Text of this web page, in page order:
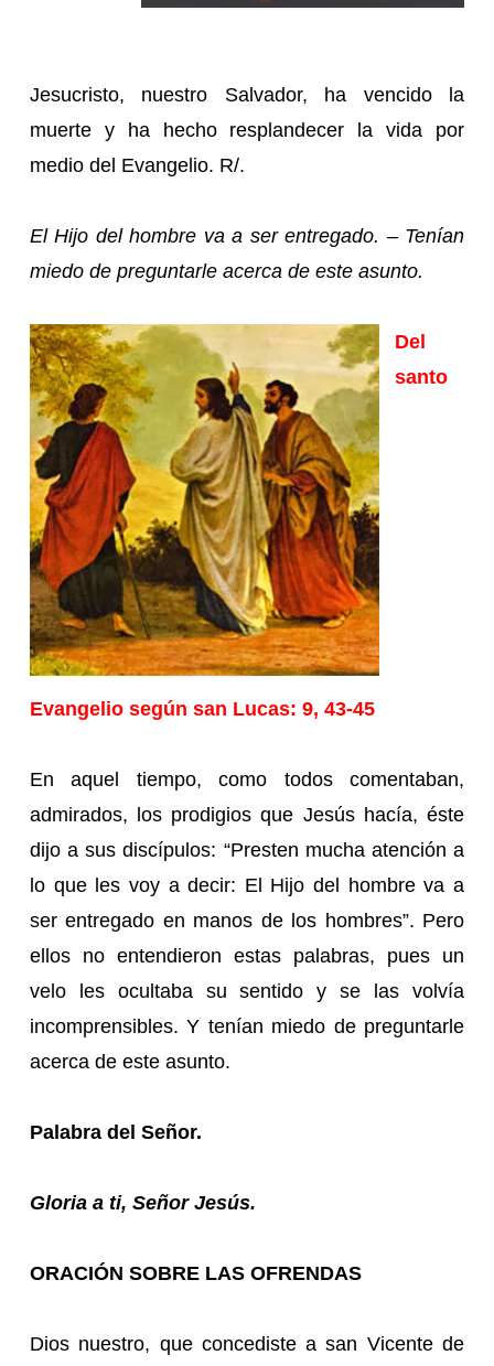
Jesucristo, nuestro Salvador, ha vencido la
muerte y ha hecho resplandecer la vida por
medio del Evangelio. R/.
El Hijo del hombre va a ser entregado. – Tenían
miedo de preguntarle acerca de este asunto.
Del
santo
Evangelio según san Lucas: 9, 43-45
En aquel tiempo, como todos comentaban,
admirados, los prodigios que Jesús hacía, éste
dijo a sus discípulos: “Presten mucha atención a
lo que les voy a decir: El Hijo del hombre va a
ser entregado en manos de los hombres”. Pero
ellos no entendieron estas palabras, pues un
velo les ocultaba su sentido y se las volvía
incomprensibles. Y tenían miedo de preguntarle
acerca de este asunto.
Palabra del Señor.
Gloria a ti, Señor Jesús.
ORACIÓN SOBRE LAS OFRENDAS
Dios nuestro, que concediste a san Vicente de